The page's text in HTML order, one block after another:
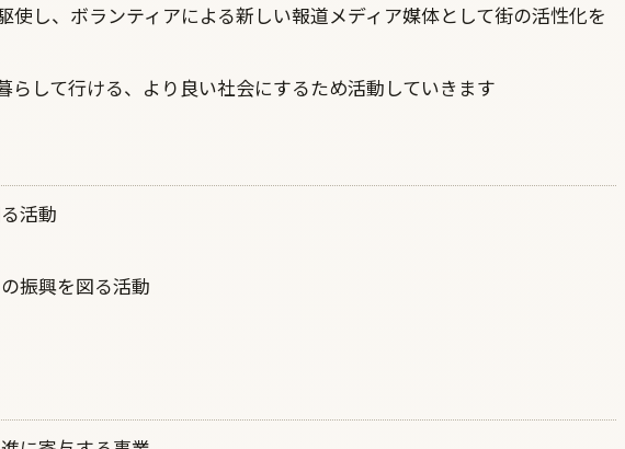
使し、ボランティアによる新しい報道メディア媒体として街の活性化を
らして行ける、より良い社会にするため活動していきます
活動
振興を図る活動